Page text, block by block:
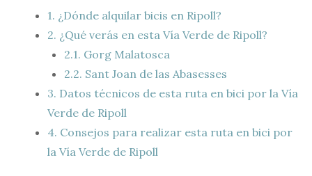
1. ¿Dónde alquilar bicis en Ripoll?
2. ¿Qué verás en esta Vía Verde de Ripoll?
2.1. Gorg Malatosca
2.2. Sant Joan de las Abasesses
3. Datos técnicos de esta ruta en bici por la Vía
Verde de Ripoll
4. Consejos para realizar esta ruta en bici por
la Vía Verde de Ripoll